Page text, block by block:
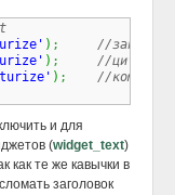
) ;
//записи
) ;
//цитаты
) ;
//
и для
(widget_text)
как те же кавычки в
заголовок